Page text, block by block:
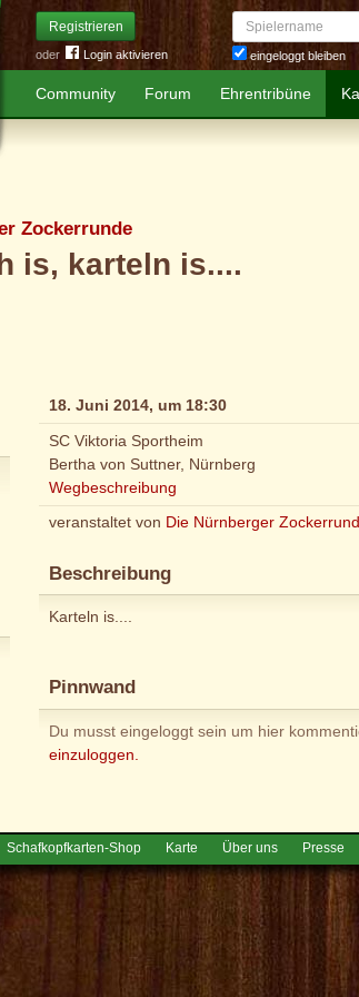
Registrieren
oder Login aktivieren
Spielername
eingeloggt bleiben
Community Forum Ehrentribüne
Zockerrunde
is, karteln is....
18. Juni 2014, um 18:30
SC Viktoria Sportheim
Bertha von Suttner, Nürnberg
Wegbeschreibung
veranstaltet von Die Nürnberger
Beschreibung
Karteln is....
Pinnwand
Du musst eingeloggt sein um hier
einzuloggen.
Schafkopfkarten-Shop Karte Über uns Presse